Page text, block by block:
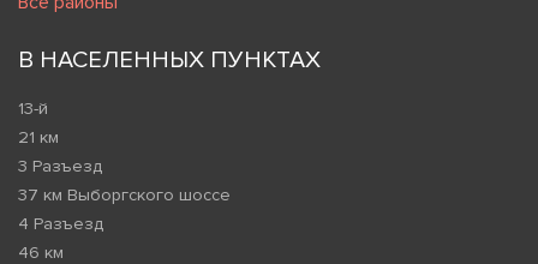
В НАСЕЛЕННЫХ ПУНКТАХ
13-й
21 км
3 Разъезд
37 км Выборгского шоссе
4 Разъезд
46 км